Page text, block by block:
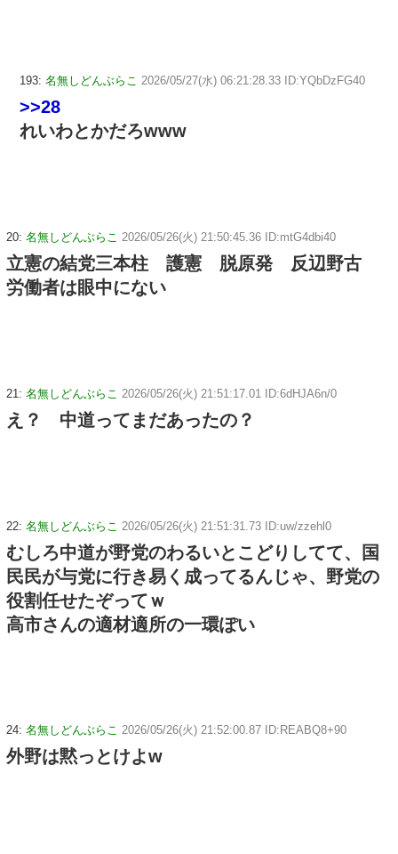
193: 名無しどんぶらこ 2026/05/27(水) 06:21:28.33 ID:YQbDzFG40
>>28
れいわとかだろwww
20: 名無しどんぶらこ 2026/05/26(火) 21:50:45.36 ID:mtG4dbi40
立憲の結党三本柱 護憲 脱原発 反辺野古
労働者は眼中にない
21: 名無しどんぶらこ 2026/05/26(火) 21:51:17.01 ID:6dHJA6n/0
え？ 中道ってまだあったの？
22: 名無しどんぶらこ 2026/05/26(火) 21:51:31.73 ID:uw/zzehl0
むしろ中道が野党のわるいとこどりしてて、国
民民が与党に行き易く成ってるんじゃ、野党の
役割任せたぞってｗ
高市さんの適材適所の一環ぽい
24: 名無しどんぶらこ 2026/05/26(火) 21:52:00.87 ID:REABQ8+90
外野は黙っとけよw